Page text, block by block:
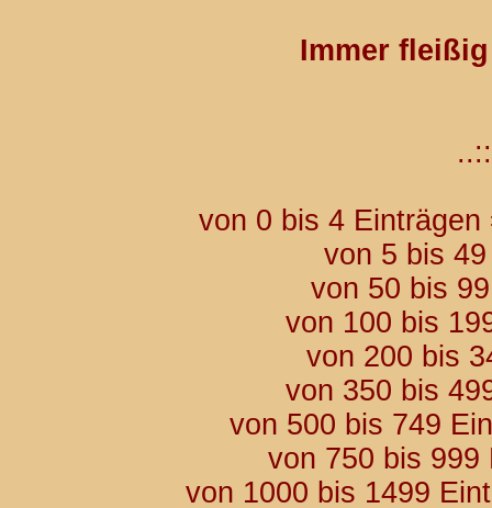
Immer
..::
von 0 bis 4
von 5 bis
von 50 bis
von 100 bis
von 200 bis
von 350 bis
von 500 bis 749
von 750 bis
von 1000 bis 1499